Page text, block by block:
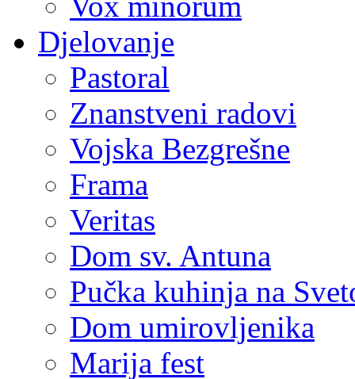
Djelovanje
Pastoral
Znanstveni radovi
Vojska Bezgrešne
Frama
Veritas
Dom sv. Antuna
Pučka kuhinja na
Dom umirovljenika
Marija fest